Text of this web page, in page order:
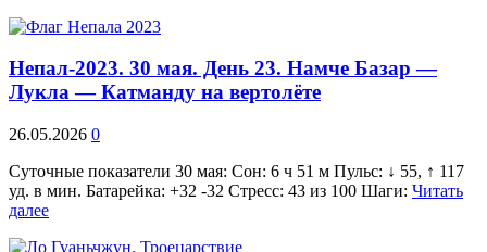
Непал-2023. 30 мая. День 23. Намче Базар —
Лукла — Катманду на вертолёте
26.05.2026 0
Суточные показатели 30 мая: Сон: 6 ч 51 м Пульс: ↓ 55, ↑ 117
уд. в мин. Батарейка: +32 -32 Стресс: 43 из 100 Шаги: Читать
далее